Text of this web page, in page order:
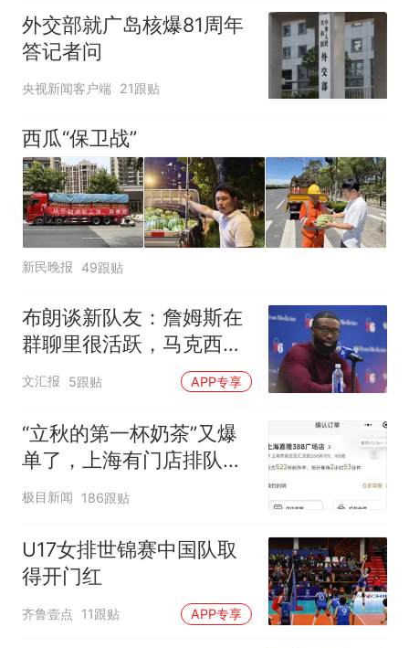
外交部就广岛核爆81周年
答记者问
央视新闻客户端 21跟贴
西瓜“保卫战”
新民晚报 49跟贴
布朗谈新队友：詹姆斯在
群聊里很活跃，马克西最
早联系我
文汇报 5跟贴 APP专享
“立秋的第一杯奶茶”又爆
单了，上海有门店排队超
500杯，店员：今天奶茶
店都很忙，要等2个多小
时
极目新闻 186跟贴
U17女排世锦赛中国队取
得开门红
齐鲁壹点 11跟贴 APP专享